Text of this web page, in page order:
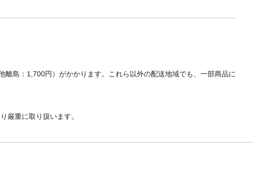
島：1,700円）がかかります。これら以外の配送地域でも、一部商品に
厳重に取り扱います。